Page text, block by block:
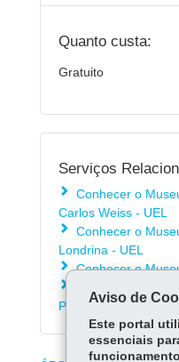
Quanto custa:
Gratuito
Serviços
Conhecer o
Carlos Weiss - UEL
Conhecer o
Londrina - UEL
Conhecer o
Pesquisa Histórica
Aviso de
Este portal
essenciais